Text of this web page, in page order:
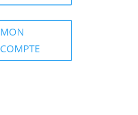
MON
COMPTE